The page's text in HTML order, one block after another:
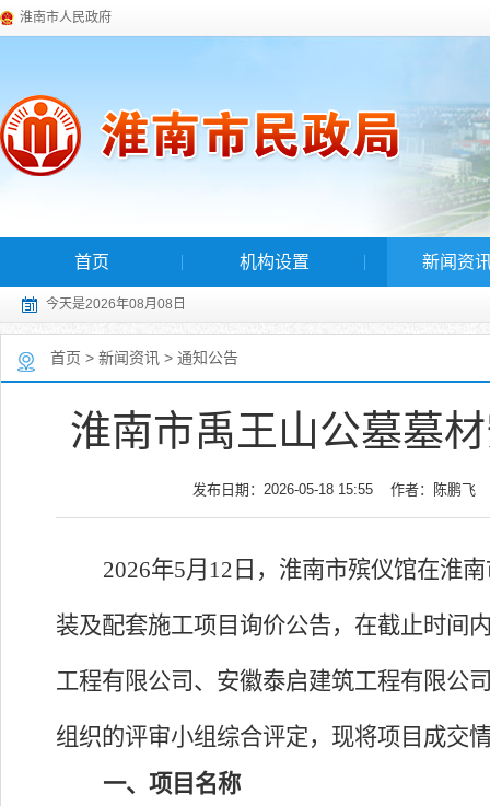
淮南市人民政府
首页 机构设置 新闻资
今天是2026年08月08日
首页 > 新闻资讯 > 通知公告
淮南市禹王山公墓墓
发布日期：2026-05-18 15:55 作者：陈鹏飞
2026年5月 12 日，淮南市殡仪馆在淮
装及配套施工项目询价公告，在截止时间
工程有限公司、安徽泰启建筑工程有限公
组织的评审小组综合评定，现将项目成交
一、 项目名称